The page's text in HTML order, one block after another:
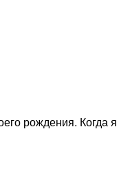
рождения. Когда